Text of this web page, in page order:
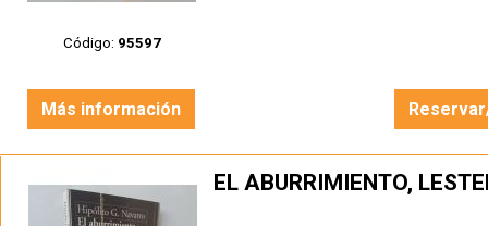
Código: 95597
Más información
EL ABURRIMIENTO,